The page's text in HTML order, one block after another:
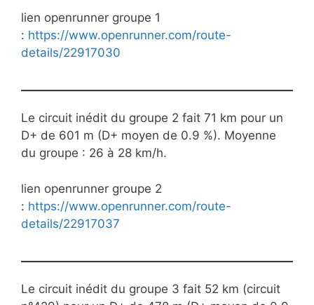
lien openrunner groupe 1
: https://www.openrunner.com/route-
details/22917030
Le circuit inédit du groupe 2 fait 71 km pour un
D+ de 601 m (D+ moyen de 0.9 %). Moyenne
du groupe : 26 à 28 km/h.
lien openrunner groupe 2
: https://www.openrunner.com/route-
details/22917037
Le circuit inédit du groupe 3 fait 52 km (circuit